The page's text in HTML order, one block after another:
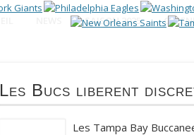
SAISON 2025
Les Bucs liberent
Les Tampa Bay